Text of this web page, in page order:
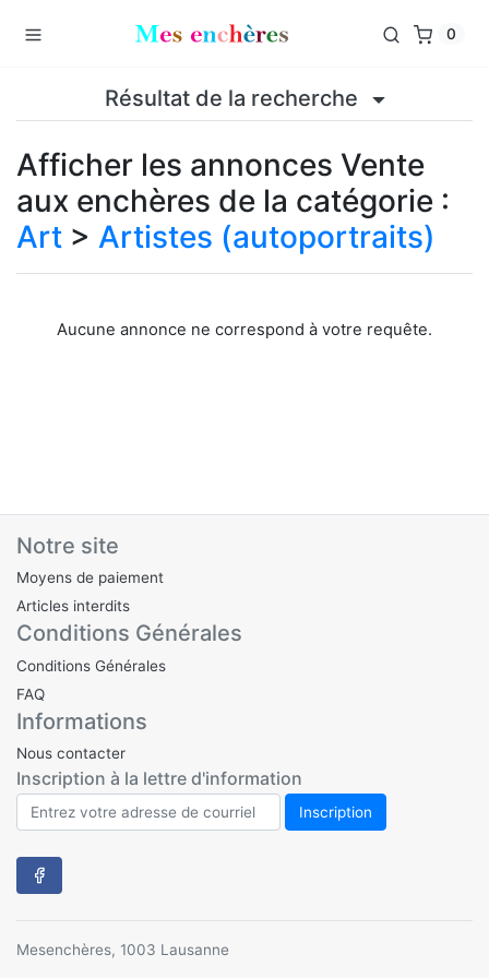
0
Résultat de la recherche
Afficher les annonces Vente
aux enchères de la catégorie :
Art > Artistes (autoportraits)
Aucune annonce ne correspond à votre requête.
Notre site
Moyens de paiement
Articles interdits
Conditions Générales
Conditions Générales
FAQ
Informations
Nous contacter
Inscription à la lettre d'information
Mesenchères, 1003 Lausanne